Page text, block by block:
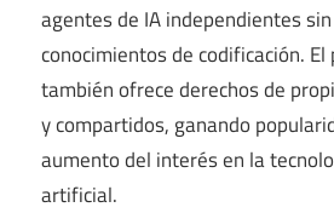
agentes de IA independientes
conocimientos de codificación.
también ofrece derechos de
y compartidos, ganando
aumento del interés en la
artificial.